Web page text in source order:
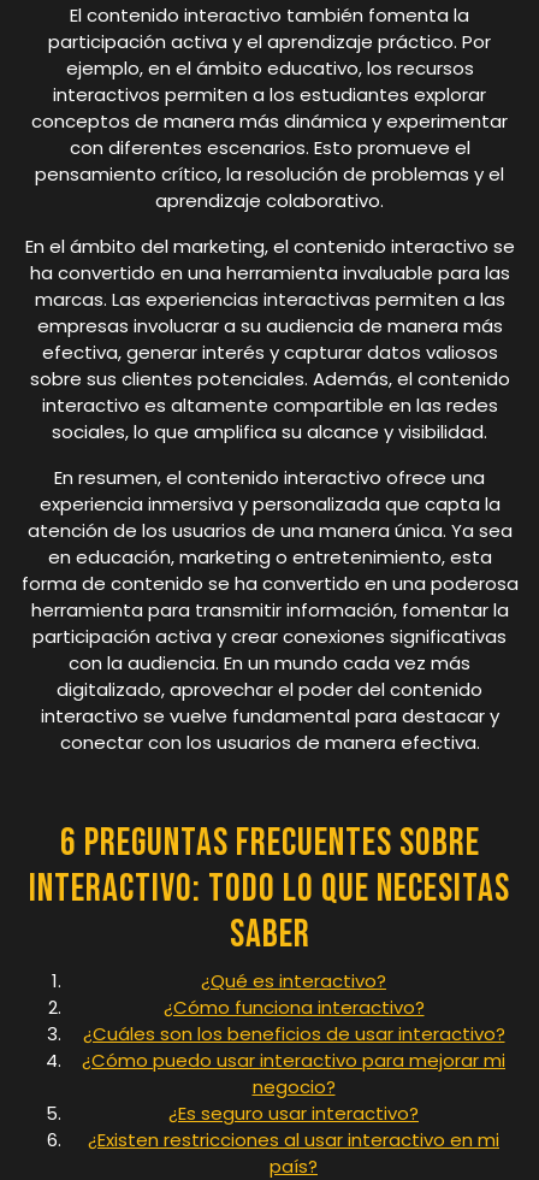
El contenido interactivo también fomenta la
participación activa y el aprendizaje práctico. Por
ejemplo, en el ámbito educativo, los recursos
interactivos permiten a los estudiantes explorar
conceptos de manera más dinámica y experimentar
con diferentes escenarios. Esto promueve el
pensamiento crítico, la resolución de problemas y el
aprendizaje colaborativo.
En el ámbito del marketing, el contenido interactivo se
ha convertido en una herramienta invaluable para las
marcas. Las experiencias interactivas permiten a las
empresas involucrar a su audiencia de manera más
efectiva, generar interés y capturar datos valiosos
sobre sus clientes potenciales. Además, el contenido
interactivo es altamente compartible en las redes
sociales, lo que amplifica su alcance y visibilidad.
En resumen, el contenido interactivo ofrece una
experiencia inmersiva y personalizada que capta la
atención de los usuarios de una manera única. Ya sea
en educación, marketing o entretenimiento, esta
forma de contenido se ha convertido en una poderosa
herramienta para transmitir información, fomentar la
participación activa y crear conexiones significativas
con la audiencia. En un mundo cada vez más
digitalizado, aprovechar el poder del contenido
interactivo se vuelve fundamental para destacar y
conectar con los usuarios de manera efectiva.
6 Preguntas Frecuentes sobre
Interactivo: Todo lo que necesitas
saber
¿Qué es interactivo?
¿Cómo funciona interactivo?
¿Cuáles son los beneficios de usar interactivo?
¿Cómo puedo usar interactivo para mejorar mi
negocio?
¿Es seguro usar interactivo?
¿Existen restricciones al usar interactivo en mi
país?